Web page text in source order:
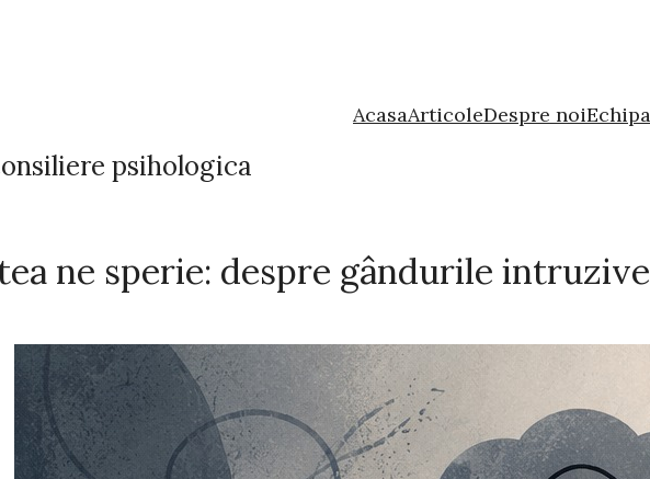
psihologica
AcasaArticoleDespre noiEchipa
ne sperie: despre gândurile intruzive